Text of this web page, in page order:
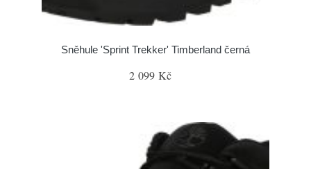
Sněhule 'Sprint Trekker' Timberland černá
2 099 Kč